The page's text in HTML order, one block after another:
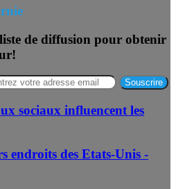
de diffusion pour obtenir
sociaux influencent les
endroits des Etats-Unis -